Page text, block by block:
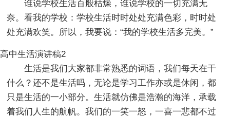
谁说学校生活百般枯燥，谁说学校的一切充满无
奈。看我的学校：学校生活时时处处充满色彩，时时处
处充满欢笑。所以，我要说：“我的学校生活多完美。”
高中生活演讲稿2
生活是我们大家都非常熟悉的词语，我们每天在干
什么？还不是生活吗，无论是学习工作亦或是休闲，都
只是生活的一小部分。生活就仿佛是浩瀚的海洋，承载
着我们人生的航帆。我们的一笑一怒，一喜一悲都不过